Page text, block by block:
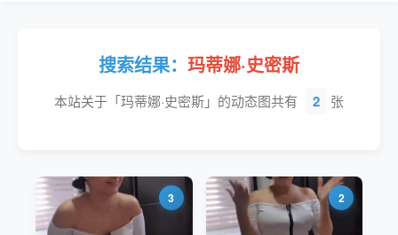
搜索结果： 玛蒂娜·史密斯
本站关于「玛蒂娜·史密斯」的动态图共有 2 张
3 2